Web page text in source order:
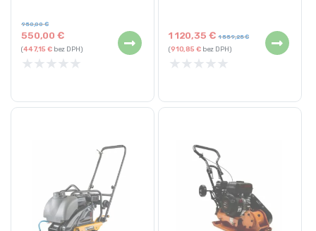
550,00€
950,00€
(447,15 €bez DPH)
★ ★ ★ ★ ★
1 120,35 € 1 559,25€
(910,85 €bez DPH)
★ ★ ★ ★ ★